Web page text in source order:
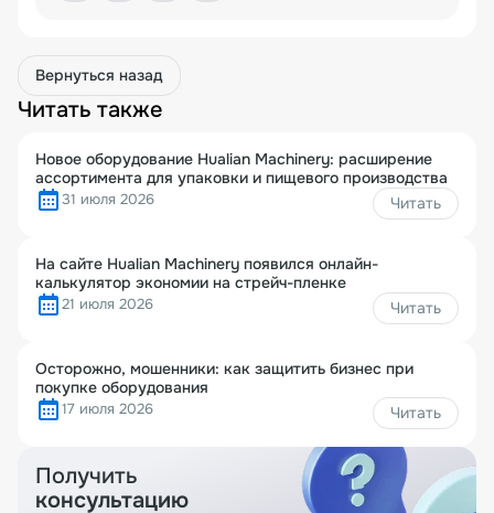
Вернуться назад
Читать также
Новое оборудование Hualian Machinery: расширение
ассортимента для упаковки и пищевого производства
31 июля 2026 Читать
На сайте Hualian Machinery появился онлайн-
калькулятор экономии на стрейч-пленке
21 июля 2026 Читать
Осторожно, мошенники: как защитить бизнес при
покупке оборудования
17 июля 2026 Читать
Получить
консультацию